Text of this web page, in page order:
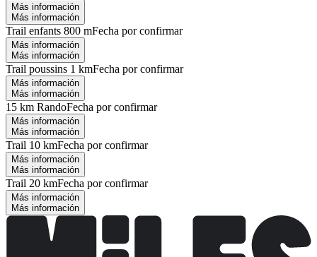
Más información
Más información
Trail enfants 800 mFecha por confirmar
Más información
Más información
Trail poussins 1 kmFecha por confirmar
Más información
Más información
15 km RandoFecha por confirmar
Más información
Más información
Trail 10 kmFecha por confirmar
Más información
Más información
Trail 20 kmFecha por confirmar
Más información
Más información